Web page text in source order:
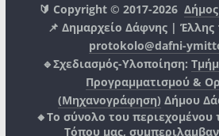
🔰 Copyright © 2017-2026
📌 Δημαρχείο Δάφνης | Έλλης
protokolo@dafni-
🔹Σχεδιασμός-Υλοποίηση:
Προγραμματισμού &
(Μηχανογράφηση) Δήμου
🔸Το σύνολο του περιεχομένου
Τόπου μας,